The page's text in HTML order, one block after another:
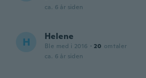
ca. 6 år siden
H Helene
Ble med i 2016 · 20 omtaler
ca. 6 år siden